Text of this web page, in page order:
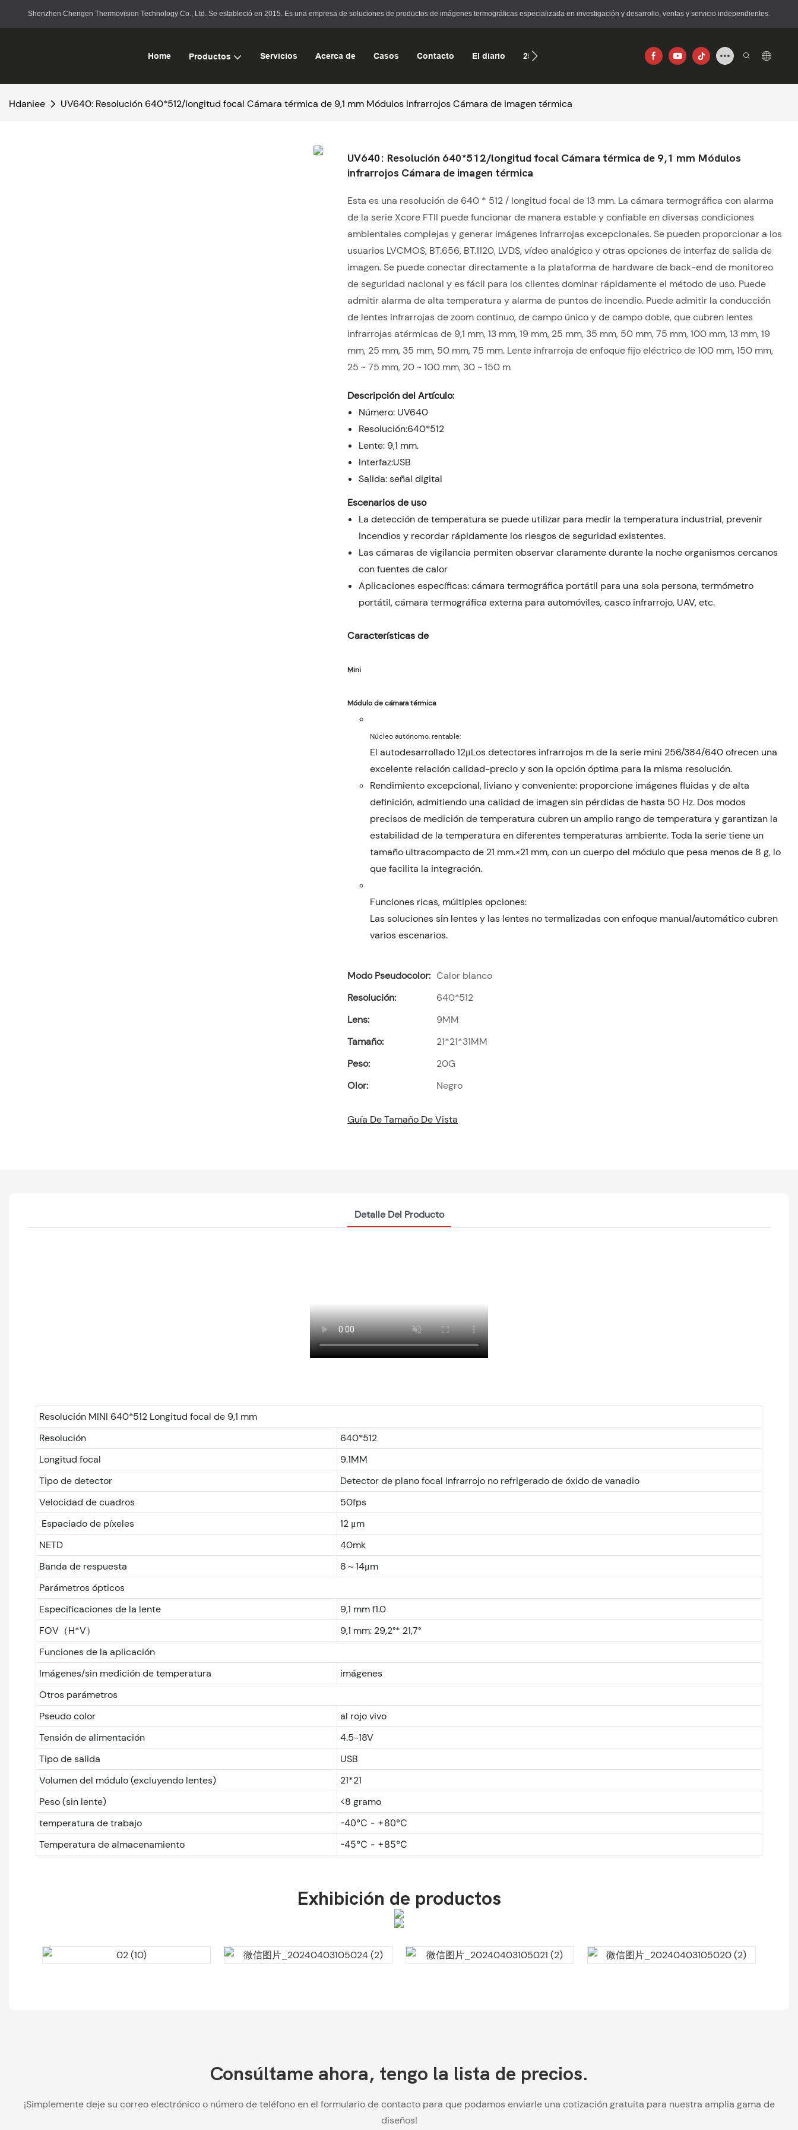
Shenzhen Chengen Thermovision Technology Co., Ltd. Se estableció en 2015. Es una empresa de soluciones de productos de imágenes termográficas especializada en investigación y desarrollo, ventas y servicio independientes.
Home Productos Servicios Acerca de Casos Contacto El diario 256×192
Hdaniee UV640: Resolución 640*512/longitud focal Cámara térmica de 9,1 mm Módulos infrarrojos Cámara de imagen térmica
UV640: Resolución 640*512/longitud focal Cámara térmica de 9,1 mm Módulos
infrarrojos Cámara de imagen térmica
Esta es una resolución de 640 * 512 / longitud focal de 13 mm. La cámara termográfica con alarma
de la serie Xcore FTII puede funcionar de manera estable y confiable en diversas condiciones
ambientales complejas y generar imágenes infrarrojas excepcionales. Se pueden proporcionar a los
usuarios LVCMOS, BT.656, BT.1120, LVDS, vídeo analógico y otras opciones de interfaz de salida de
imagen. Se puede conectar directamente a la plataforma de hardware de back-end de monitoreo
de seguridad nacional y es fácil para los clientes dominar rápidamente el método de uso. Puede
admitir alarma de alta temperatura y alarma de puntos de incendio. Puede admitir la conducción
de lentes infrarrojas de zoom continuo, de campo único y de campo doble, que cubren lentes
infrarrojas atérmicas de 9,1 mm, 13 mm, 19 mm, 25 mm, 35 mm, 50 mm, 75 mm, 100 mm, 13 mm, 19
mm, 25 mm, 35 mm, 50 mm, 75 mm. Lente infrarroja de enfoque fijo eléctrico de 100 mm, 150 mm,
25 ~ 75 mm, 20 ~ 100 mm, 30 ~ 150 m
Descripción del Artículo:
Número: UV640
Resolución:640*512
Lente: 9,1 mm.
Interfaz:USB
Salida: señal digital
Escenarios de uso
La detección de temperatura se puede utilizar para medir la temperatura industrial, prevenir
incendios y recordar rápidamente los riesgos de seguridad existentes.
Las cámaras de vigilancia permiten observar claramente durante la noche organismos cercanos
con fuentes de calor
Aplicaciones específicas: cámara termográfica portátil para una sola persona, termómetro
portátil, cámara termográfica externa para automóviles, casco infrarrojo, UAV, etc.
El autodesarrollado 12μLos detectores infrarrojos m de la serie mini 256/384/640 ofrecen una
excelente relación calidad-precio y son la opción óptima para la misma resolución.
Rendimiento excepcional, liviano y conveniente: proporcione imágenes fluidas y de alta
definición, admitiendo una calidad de imagen sin pérdidas de hasta 50 Hz. Dos modos
precisos de medición de temperatura cubren un amplio rango de temperatura y garantizan la
estabilidad de la temperatura en diferentes temperaturas ambiente. Toda la serie tiene un
tamaño ultracompacto de 21 mm.×21 mm, con un cuerpo del módulo que pesa menos de 8 g, lo
que facilita la integración.
Las soluciones sin lentes y las lentes no termalizadas con enfoque manual/automático cubren
varios escenarios.
Modo Pseudocolor: Calor blanco
Resolución:
640*512
Lens:
9MM
Tamaño:
21*21*31MM
Peso:
20G
Olor:
Negro
Guía De Tamaño De Vista
Detalle Del Producto
Resolución MINI 640*512 Longitud focal de 9,1 mm
Resolución
640*512
Longitud focal
9.1MM
Tipo de detector
Detector de plano focal infrarrojo no refrigerado de óxido de vanadio
Velocidad de cuadros
50fps
Espaciado de píxeles
12 μm
NETD
40mk
Banda de respuesta
8～14μm
Parámetros ópticos
Especificaciones de la lente
9,1 mm f1.0
FOV（H*V）
9,1 mm: 29,2°* 21,7°
Funciones de la aplicación
Imágenes/sin medición de temperatura
imágenes
Otros parámetros
Pseudo color
al rojo vivo
Tensión de alimentación
4.5-18V
Tipo de salida
USB
Volumen del módulo (excluyendo lentes)
21*21
Peso (sin lente)
<8 gramo
temperatura de trabajo
-40℃ - +80℃
Temperatura de almacenamiento -45℃ - +85℃
Exhibición de productos
Consúltame ahora, tengo la lista de precios.
¡Simplemente deje su correo electrónico o número de teléfono en el formulario de contacto para que podamos enviarle una cotización gratuita para nuestra amplia gama de
diseños!